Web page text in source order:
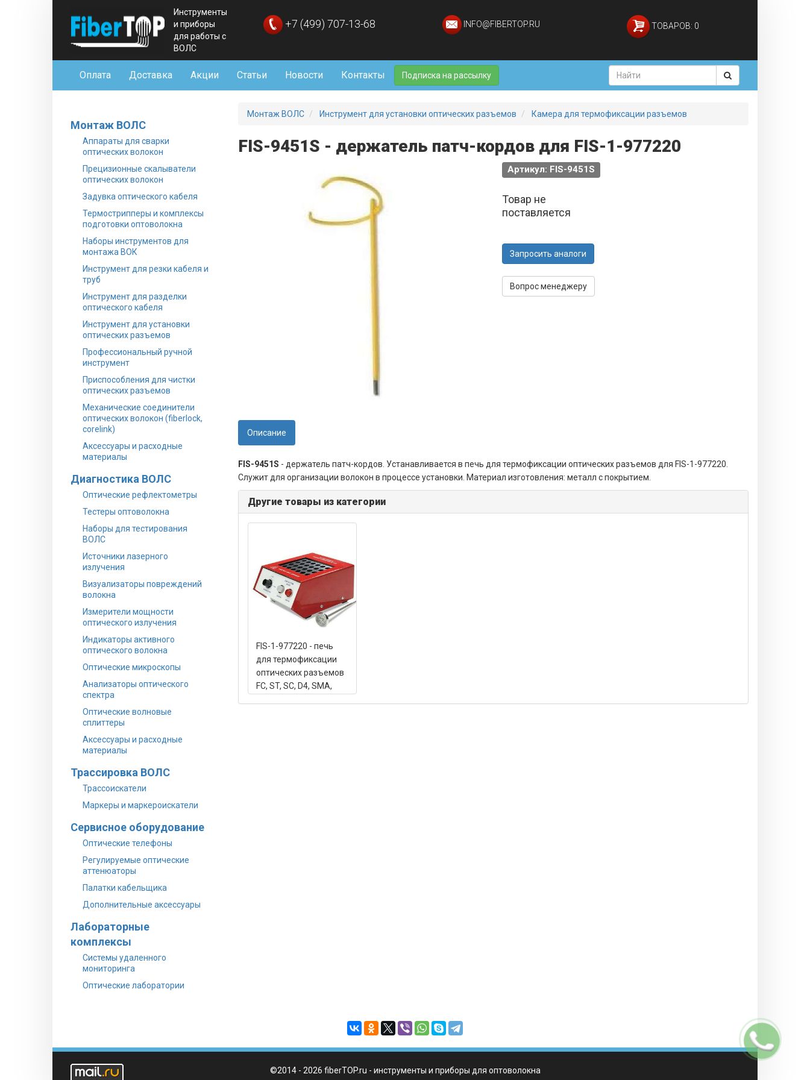
Инструменты
и приборы
для работы с
ВОЛС
+7 (499) 707-13-68 INFO@FIBERTOP.RU ТОВАРОВ: 0
Оплата Доставка Акции Статьи Новости Контакты Подписка на рассылку
Монтаж ВОЛС
Аппараты для сварки
оптических волокон
Прецизионные скалыватели
оптических волокон
Задувка оптического кабеля
Термострипперы и комплексы
подготовки оптоволокна
Наборы инструментов для
монтажа ВОК
Инструмент для резки кабеля и
труб
Инструмент для разделки
оптического кабеля
Инструмент для установки
оптических разъемов
Профессиональный ручной
инструмент
Приспособления для чистки
оптических разъемов
Механические соединители
оптических волокон (fiberlock,
corelink)
Аксессуары и расходные
материалы
Диагностика ВОЛС
Оптические рефлектометры
Тестеры оптоволокна
Наборы для тестирования
ВОЛС
Источники лазерного
излучения
Визуализаторы повреждений
волокна
Измерители мощности
оптического излучения
Индикаторы активного
оптического волокна
Оптические микроскопы
Анализаторы оптического
спектра
Оптические волновые
сплиттеры
Аксессуары и расходные
материалы
Трассировка ВОЛС
Трассоискатели
Маркеры и маркероискатели
Сервисное оборудование
Оптические телефоны
Регулируемые оптические
аттенюаторы
Палатки кабельщика
Дополнительные аксессуары
Лабораторные
комплексы
Системы удаленного
мониторинга
Оптические лаборатории
Монтаж ВОЛС Инструмент для установки оптических разъемов Камера для термофиксации разъемов
FIS-9451S - держатель патч-кордов для FIS-1-977220
Артикул: FIS-9451S
Товар не
поставляется
Запросить аналоги
Вопрос менеджеру
Описание
FIS-9451S - держатель патч-кордов. Устанавливается в печь для термофиксации оптических разъемов для FIS-1-977220.
Служит для организации волокон в процессе установки. Материал изготовления: металл с покрытием.
Другие товары из категории
FIS-1-977220 - печь
для термофиксации
оптических разъемов
FC, ST, SC, D4, SMA,
©2014 - 2026 fiberTOP.ru - инструменты и приборы для оптоволокна
Заказать
звонок